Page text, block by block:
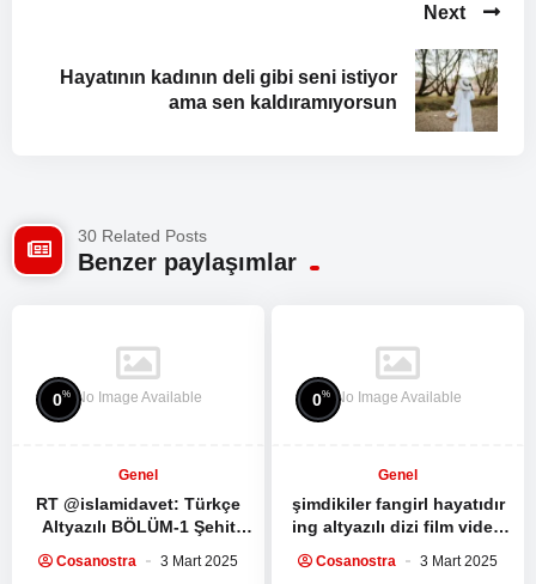
Next
Hayatının kadının deli gibi seni istiyor
ama sen kaldıramıyorsun
30 Related Posts
Benzer paylaşımlar
No Image Available
0%
Genel
RT @islamidavet: Türkçe
Altyazılı BÖLÜM-1 Şehit
Seyyid Haşim Safiyüddin’in
medya sitesi ile yaptığı
Cosanostra 3 Mart 2025
No Image Available
0%
Genel
şimdikiler fangirl hayatıdır
ing altyazılı dizi film video
izleme kültürüdür bunlara
sahip değil mi…
Cosanostra 3 Mart 2025